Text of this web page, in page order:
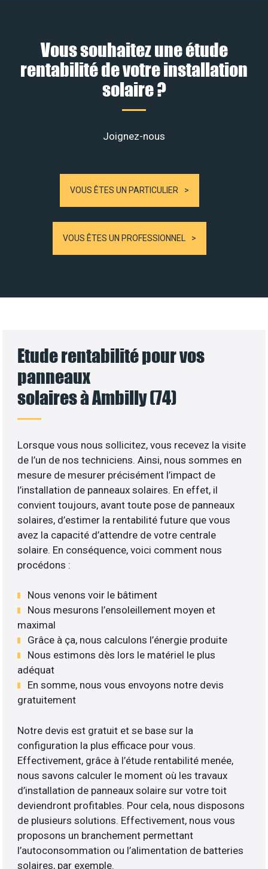
Vous souhaitez une étude
rentabilité de votre installation
solaire ?
Joignez-nous
VOUS ÊTES UN PARTICULIER
VOUS ÊTES UN PROFESSIONNEL
Etude rentabilité pour vos
panneaux
solaires à Ambilly (74)
Lorsque vous nous sollicitez, vous recevez la visite
de l’un de nos techniciens. Ainsi, nous sommes en
mesure de mesurer précisément l’impact de
l’installation de panneaux solaires. En effet, il
convient toujours, avant toute pose de panneaux
solaires, d’estimer la rentabilité future que vous
avez la capacité d’attendre de votre centrale
solaire. En conséquence, voici comment nous
procédons :
Nous venons voir le bâtiment
Nous mesurons l’ensoleillement moyen et
maximal
Grâce à ça, nous calculons l’énergie produite
Nous estimons dès lors le matériel le plus
adéquat
En somme, nous vous envoyons notre devis
gratuitement
Notre devis est gratuit et se base sur la
configuration la plus efficace pour vous.
Effectivement, grâce à l’étude rentabilité menée,
nous savons calculer le moment où les travaux
d’installation de panneaux solaire sur votre toit
deviendront profitables. Pour cela, nous disposons
de plusieurs solutions. Effectivement, nous vous
proposons un branchement permettant
l’autoconsommation ou l’alimentation de batteries
solaires, par exemple.